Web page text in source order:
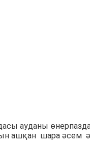
ауданы
ашқан шара әсем ән,